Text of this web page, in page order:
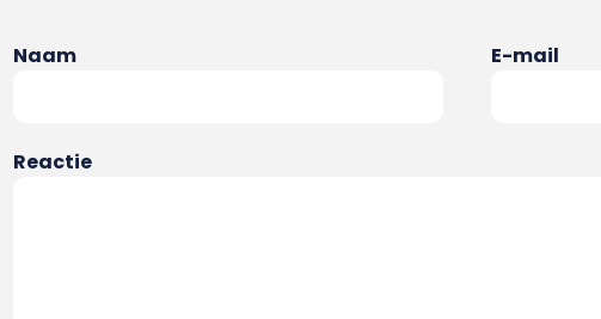
Naam E-mail
Reactie